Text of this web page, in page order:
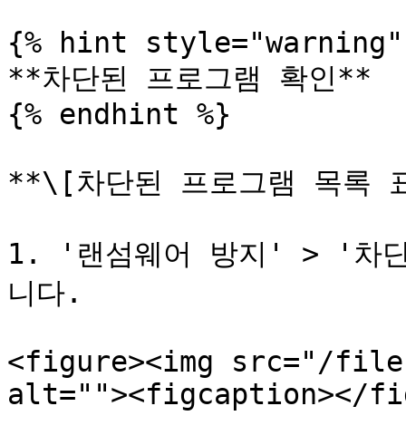
{% hint style="warning"
**차단된 프로그램 확인**
{% endhint %}
**\[차단된 프로그램 목록
1. '랜섬웨어 방지' > '차단
니다.
<figure><img src="/files/
alt=""><figcaption></